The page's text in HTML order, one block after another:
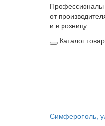
от
и в розницу
Каталог
Симферополь,